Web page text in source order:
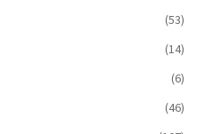
(53)
(14)
(6)
(46)